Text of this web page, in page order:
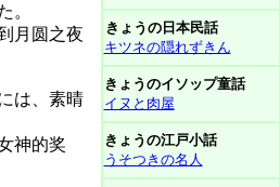
。
月圆之夜
は、素晴
神的奖
きょうの日本民話
キツネの隠れずきん
きょうのイソップ童話
イヌと肉屋
きょうの江戸小話
うそつきの名人